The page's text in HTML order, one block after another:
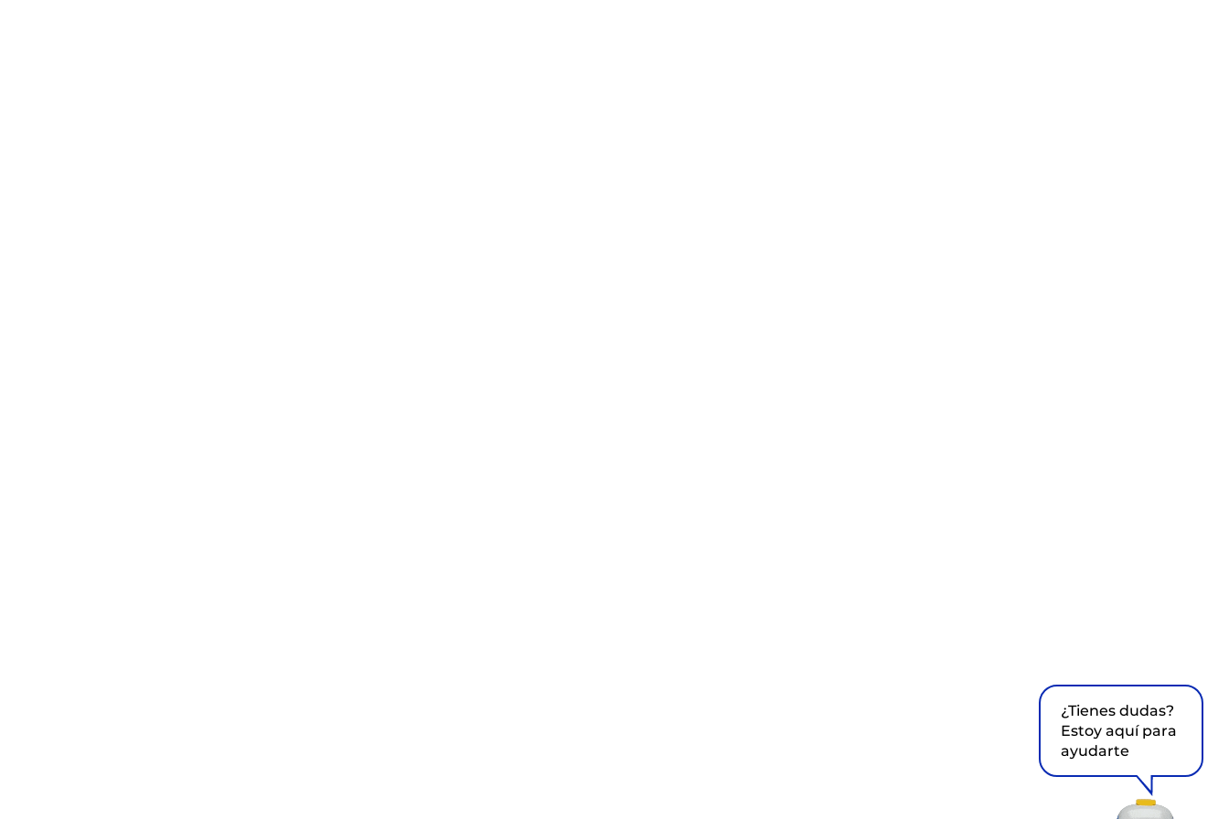
¿Tienes dudas?
Estoy aquí para
ayudarte